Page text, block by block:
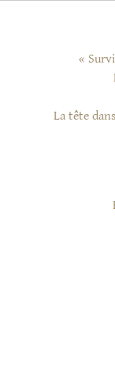
«
La tête